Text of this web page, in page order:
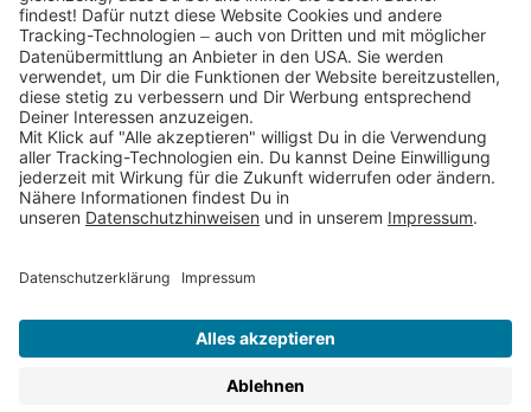
Folge uns auf
* Versandkostenfrei ab 9,00 € Bestellwert innerhalb
Deutschlands
** Lieferzeit 1-3 Werktage innerhalb Deutschlands
Thienemann-Esslinger Verlag GmbH, Blumenstraße 36, D-70182